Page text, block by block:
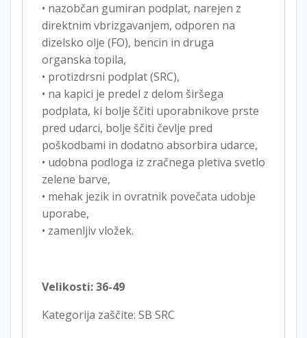
• nazobčan gumiran podplat, narejen z
direktnim vbrizgavanjem, odporen na
dizelsko olje (FO), bencin in druga
organska topila,
• protizdrsni podplat (SRC),
• na kapici je predel z delom širšega
podplata, ki bolje ščiti uporabnikove prste
pred udarci, bolje ščiti čevlje pred
poškodbami in dodatno absorbira udarce,
• udobna podloga iz zračnega pletiva svetlo
zelene barve,
• mehak jezik in ovratnik povečata udobje
uporabe,
• zamenljiv vložek.
Velikosti: 36-49
Kategorija zaščite: SB SRC